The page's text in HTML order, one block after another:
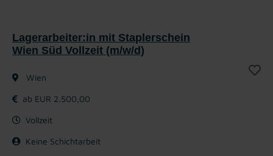
Lagerarbeiter:in mit Staplerschein
Wien Süd Vollzeit (m/w/d)
Wien
ab EUR 2.500,00
Vollzeit
Keine Schichtarbeit